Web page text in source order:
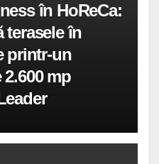
în HoReCa:
terasele în
printr-un
mp